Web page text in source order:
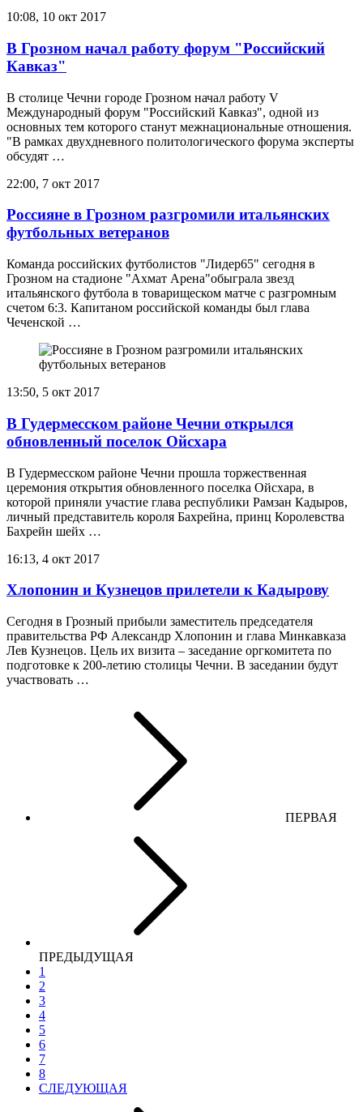
10:08, 10 окт 2017
В Грозном начал работу форум "Российский
Кавказ"
В столице Чечни городе Грозном начал работу V
Международный форум "Российский Кавказ", одной из
основных тем которого станут межнациональные отношения.
"В рамках двухдневного политологического форума эксперты
обсудят …
22:00, 7 окт 2017
Россияне в Грозном разгромили итальянских
футбольных ветеранов
Команда российских футболистов "Лидер65" сегодня в
Грозном на стадионе "Ахмат Арена"обыграла звезд
итальянского футбола в товарищеском матче с разгромным
счетом 6:3. Капитаном российской команды был глава
Чеченской …
13:50, 5 окт 2017
В Гудермесском районе Чечни открылся
обновленный поселок Ойсхара
В Гудермесском районе Чечни прошла торжественная
церемония открытия обновленного поселка Ойсхара, в
которой приняли участие глава республики Рамзан Кадыров,
личный представитель короля Бахрейна, принц Королевства
Бахрейн шейх …
16:13, 4 окт 2017
Хлопонин и Кузнецов прилетели к Кадырову
Сегодня в Грозный прибыли заместитель председателя
правительства РФ Александр Хлопонин и глава Минкавказа
Лев Кузнецов. Цель их визита – заседание оргкомитета по
подготовке к 200-летию столицы Чечни. В заседании будут
участвовать …
ПЕРВАЯ
ПРЕДЫДУЩАЯ
1
2
3
4
5
6
7
8
СЛЕДУЮЩАЯ